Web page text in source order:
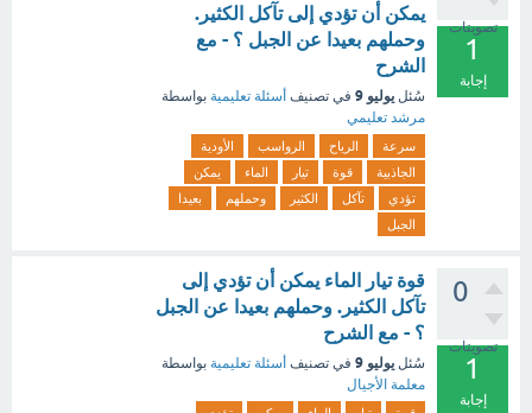
تصويتات
1
إجابة
يمكن أن تؤدي إلى تآكل الكثير.
وحملهم بعيدا عن الجبل ؟ - مع
الشرح
سُئل يوليو 9 في تصنيف أسئلة تعليمية بواسطة
مرشد تعليمي
سرعة الرياح الرواسب
الأودية
الجاذبية
قوة تيار الماء
يمكن
تؤدي
تآكل الكثير وحملهم
بعيدا
الجبل
0
تصويتات
1
إجابة
قوة تيار الماء يمكن أن تؤدي إلى
تآكل الكثير. وحملهم بعيدا عن الجبل
؟ - مع الشرح
سُئل يوليو 9 في تصنيف أسئلة تعليمية بواسطة
معلمة الأجيال